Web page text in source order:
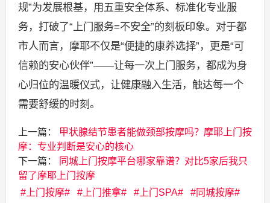
规”为发展根基，用五重安全体系、标准化专业服
务，打破了“上门服务=不安全”的刻板印象。对于都
市人而言，摩耶不仅是“便捷的康养选择”，更是“可
信赖的安心伙伴”——让每一次上门服务，都成为身
心归位的温暖仪式，让健康融入生活，触达每一个
需要舒缓的时刻。
上一篇：
甲状腺结节患者能做颈部按摩吗？摩耶上门按
摩：专业判断是安心的核心
下一篇：
同城上门按摩平台哪家靠谱？对比5家后我只
留了摩耶上门按摩
上门按摩
上门推拿 上门SPA
同城按摩